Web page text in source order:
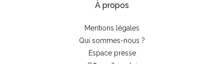
À propos
Mentions légales
Qui sommes-nous ?
Espace presse